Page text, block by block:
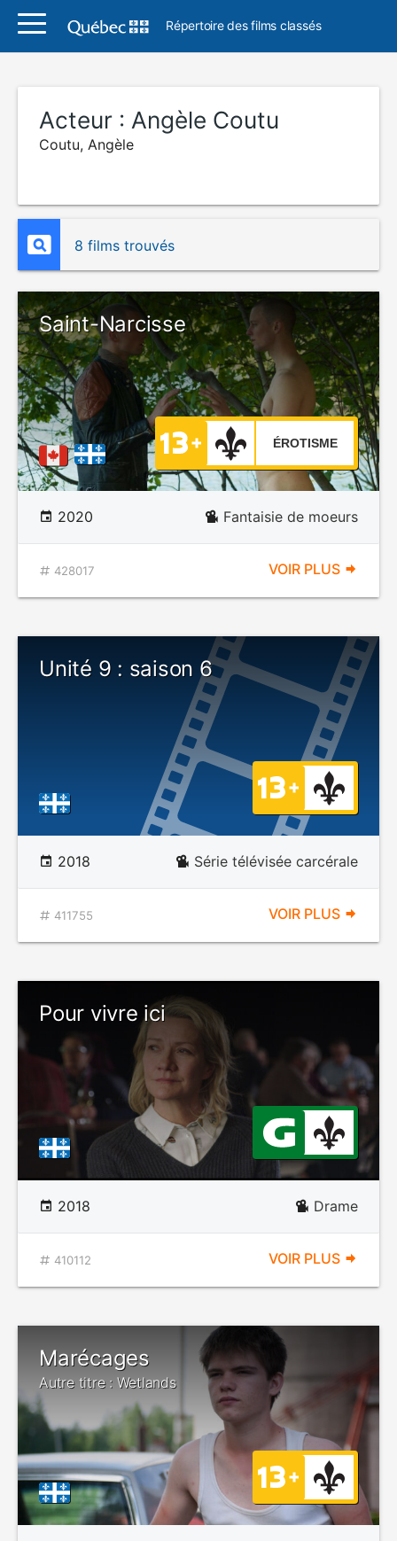
Répertoire des films classés
Acteur : Angèle Coutu
Coutu, Angèle
8 films trouvés
Saint-Narcisse
ÉROTISME
2020 Fantaisie de moeurs
428017 VOIR PLUS
Unité 9 : saison 6
2018 Série télévisée carcérale
411755 VOIR PLUS
Pour vivre ici
2018 Drame
410112 VOIR PLUS
Marécages
Autre titre : Wetlands